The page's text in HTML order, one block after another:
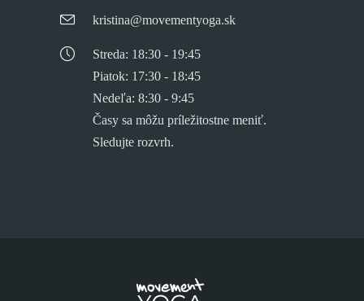
kristina@movementyoga.sk
Streda: 18:30 - 19:45
Piatok: 17:30 - 18:45
Nedeľa: 8:30 - 9:45
Časy sa môžu príležitostne meniť.
Sledujte rozvrh.